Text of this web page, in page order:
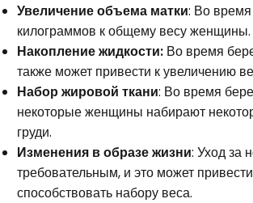
Увеличение объема матки: Во время
килограммов к общему весу женщины.
Накопление жидкости:Во время
также может привести к увеличению
Набор жировой ткани: Во время
некоторые женщины набирают
груди.
Изменения в образе жизни: Уход за
требовательным, и это может
способствовать набору веса.